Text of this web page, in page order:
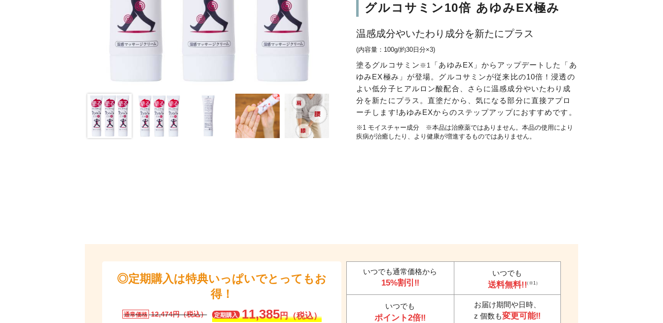
グルコサミン10倍 あゆみEX極み
温感成分やいたわり成分を新たにプラス
(内容量：100g/約30日分×3)
塗るグルコサミン ※1
「あゆみEX」からアップデートした「あ
ゆみEX極み」が登場。グルコサミンが従来比の10倍！浸透の
よい低分子ヒアルロン酸配合、さらに温感成分やいたわり成
分を新たにプラス。直塗だから、気になる部分に直接アプロ
ーチします!あゆみEXからのステップアップにおすすめです。
※1 モイスチャー成分 ※本品は治療薬ではありません。本品の使用により
疾病が治癒したり、より健康が増進するものではありません。
◎定期購入は特典いっぱいでとってもお
得！
通常価格 12,474円（税込） 定期購入 11,385円（税込）
いつでも通常価格から
15%割引‼
いつでも
送料無料!!（※1）
いつでも
ポイント2倍‼
お届け期間や日時、
z 個数も変更可能‼